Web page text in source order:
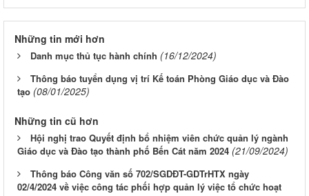
Những tin mới hơn
Danh mục thủ tục hành chính (16/12/2024)
Thông báo tuyển dụng vị trí Kế toán Phòng Giáo dục và Đào
tạo (08/01/2025)
Những tin cũ hơn
Hội nghị trao Quyết định bổ nhiệm viên chức quản lý ngành
Giáo dục và Đào tạo thành phố Bến Cát năm 2024 (21/09/2024)
Thông báo Công văn số 702/SGDĐT-GDTrHTX ngày
02/4/2024 về việc công tác phối hợp quản lý việc tổ chức hoạt